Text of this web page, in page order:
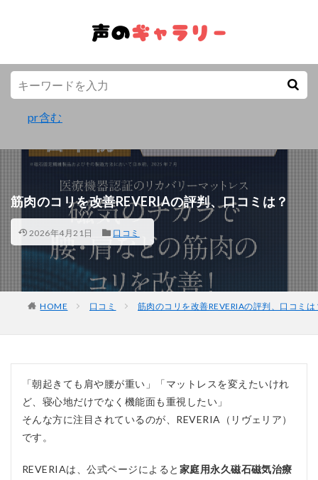
pr含む
筋肉のコリを改善REVERIAの評判、口コミは？
2026年4月21日 口コミ
HOME 口コミ 筋肉のコリを改善REVERIAの評判、口コミは
「朝起きても肩や腰が重い」「マットレスを変えたいけれ
ど、寝心地だけでなく機能面も重視したい」
そんな方に注目されているのが、REVERIA（リヴェリア）
です。
REVERIAは、公式ページによると 家庭用永久磁石磁気治療